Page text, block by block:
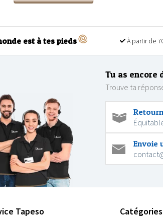
est à tes pieds À partir de
Tu as encore
Trouve ta
Envoie
Tapeso